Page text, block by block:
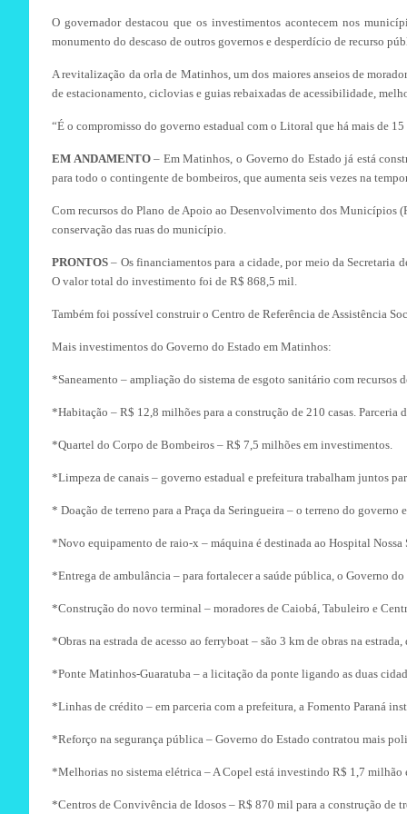
O governador destacou que os investimentos acontecem nos
monumento do descaso de outros governos e desperdício de recurso
A revitalização da orla de Matinhos, um dos maiores anseios de
de estacionamento, ciclovias e guias rebaixadas de acessibilidade,
“É o compromisso do governo estadual com o Litoral que há mais de
EM ANDAMENTO– Em Matinhos, o Governo do Estado já está
para todo o contingente de bombeiros, que aumenta seis vezes na
Com recursos do Plano de Apoio ao Desenvolvimento dos Municípios
conservação das ruas do município.
PRONTOS – Os financiamentos para a cidade, por meio da
O valor total do investimento foi de R$ 868,5 mil.
Também foi possível construir o Centro de Referência de Assistência
Mais investimentos do Governo do Estado em Matinhos:
*Saneamento – ampliação do sistema de esgoto sanitário com
*Habitação – R$ 12,8 milhões para a construção de 210 casas.
*Quartel do Corpo de Bombeiros – R$ 7,5 milhões em investimentos.
*Limpeza de canais – governo estadual e prefeitura trabalham juntos
* Doação de terreno para a Praça da Seringueira – o terreno do
*Novo equipamento de raio-x – máquina é destinada ao Hospital
*Entrega de ambulância – para fortalecer a saúde pública, o Governo
*Construção do novo terminal – moradores de Caiobá, Tabuleiro e
*Obras na estrada de acesso ao ferryboat – são 3 km de obras na
*Ponte Matinhos-Guaratuba – a licitação da ponte ligando as duas
*Linhas de crédito – em parceria com a prefeitura, a Fomento Paraná
*Reforço na segurança pública – Governo do Estado contratou mais
*Melhorias no sistema elétrica – A Copel está investindo R$ 1,7 milhão
*Centros de Convivência de Idosos – R$ 870 mil para a construção de